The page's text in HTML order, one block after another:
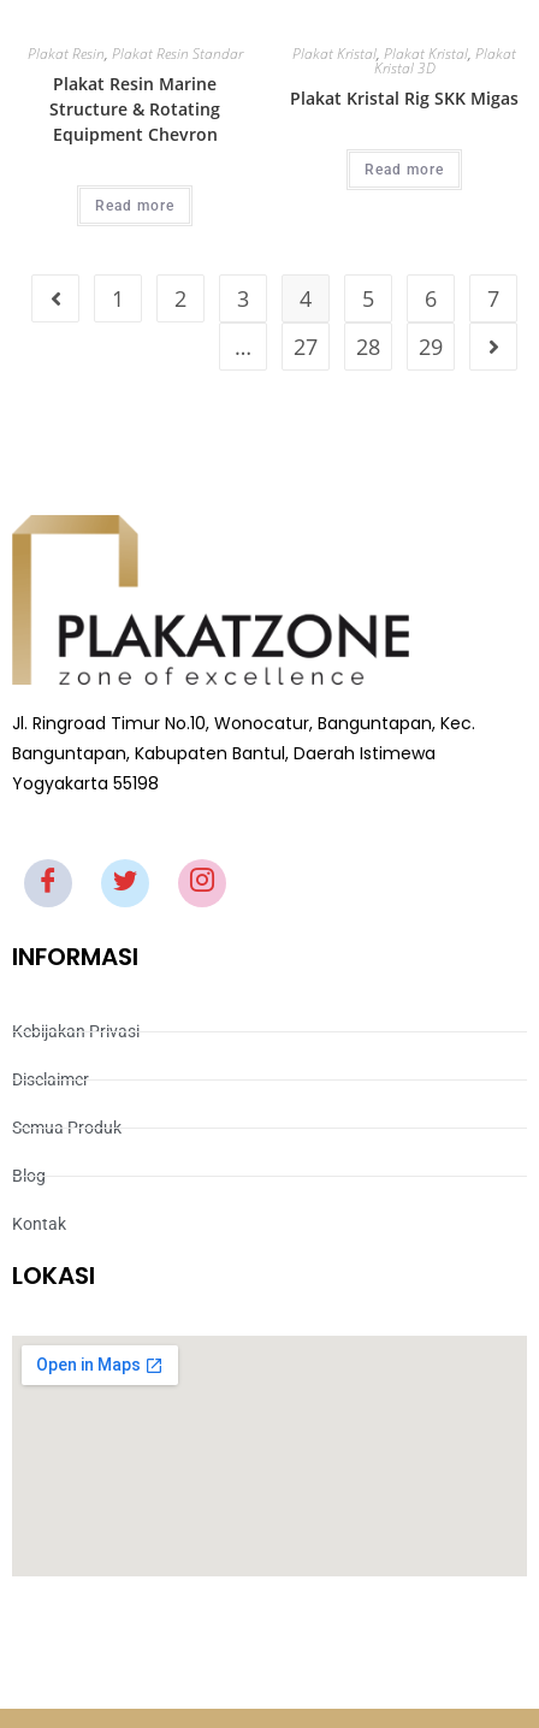
Plakat Resin, Plakat Resin Standar
Plakat Resin Marine
Structure & Rotating
Equipment Chevron
Read more
Plakat Kristal, Plakat Kristal, Plakat
Kristal 3D
Plakat Kristal Rig SKK Migas
Read more
1 2 3 4 5 6
7
…
27 28 29
Jl. Ringroad Timur No.10, Wonocatur, Banguntapan, Kec.
Banguntapan, Kabupaten Bantul, Daerah Istimewa
Yogyakarta 55198
INFORMASI
Kebijakan Privasi
Disclaimer
Semua Produk
Blog
Kontak
LOKASI